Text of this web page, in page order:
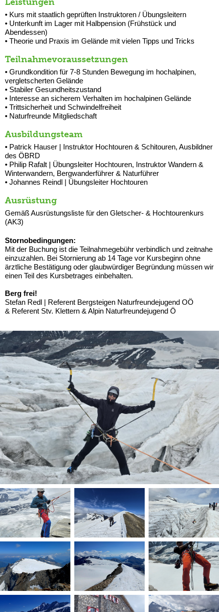
• Kurs mit staatlich geprüften Instruktoren / Übungsleitern
• Unterkunft im Lager mit Halbpension (Frühstück und
Abendessen)
• Theorie und Praxis im Gelände mit vielen Tipps und Tricks
Teilnahmevoraussetzungen
• Grundkondition für 7-8 Stunden Bewegung im hochalpinen,
vergletscherten Gelände
• Stabiler Gesundheitszustand
• Interesse an sicherem Verhalten im hochalpinen Gelände
• Trittsicherheit und Schwindelfreiheit
• Naturfreunde Mitgliedschaft
Ausbildungsteam
• Patrick Hauser | Instruktor Hochtouren & Schitouren, Ausbildner
des ÖBRD
• Philip Rafalt | Übungsleiter Hochtouren, Instruktor Wandern &
Winterwandern, Bergwanderführer & Naturführer
• Johannes Reindl | Übungsleiter Hochtouren
Ausrüstung
Gemäß Ausrüstungsliste für den Gletscher- & Hochtourenkurs
(AK3)
Stornobedingungen:
Mit der Buchung ist die Teilnahmegebühr verbindlich und zeitnahe
einzuzahlen. Bei Stornierung ab 14 Tage vor Kursbeginn ohne
ärztliche Bestätigung oder glaubwürdiger Begründung müssen wir
einen Teil des Kursbetrages einbehalten.
Berg frei!
Stefan Redl | Referent Bergsteigen Naturfreundejugend OÖ
& Referent Stv. Klettern & Alpin Naturfreundejugend Ö